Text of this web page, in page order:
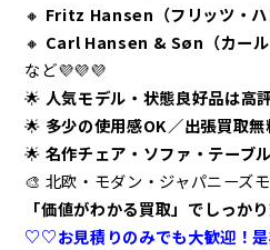
🔸 Fritz Hansen（フリッツ・ハ
🔸 Carl Hansen & Søn（カール
など💜💜💜
🌟 人気モデル・状態良好品は高
🌟 多少の使用感OK／出張買取無
🌟 名作チェア・ソファ・テーブ
🎨 北欧・モダン・ジャパニーズ
「価値がわかる買取」でしっか
♡♡お見積りのみでも大歓迎！